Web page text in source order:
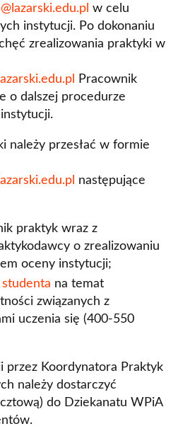
w celu
instytucji. Po dokonaniu
zrealizowania praktyki w
Pracownik
o dalszej procedurze
należy przesłać w formie
następujące
praktyk wraz z
o zrealizowaniu
oceny instytucji;
studenta na temat
związanych z
uczenia się (400-550
przez Koordynatora Praktyk
należy dostarczyć
do Dziekanatu WPiA